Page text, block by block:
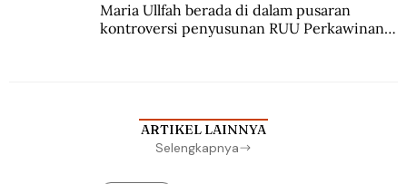
Maria Ullfah berada di dalam pusaran
kontroversi penyusunan RUU Perkawinan.
ARTIKEL LAINNYA
Selengkapnya